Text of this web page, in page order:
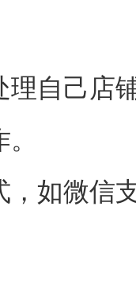
理自己店
，如微信